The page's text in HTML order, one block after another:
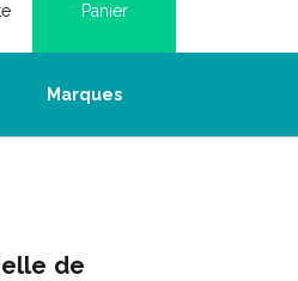
Panier
Marques
de